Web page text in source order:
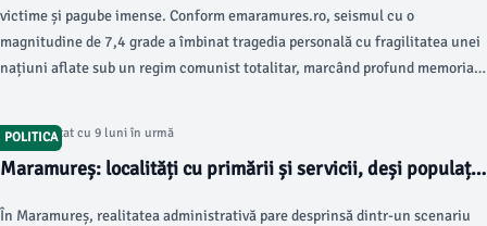
victime și pagube imense. Conform emaramures.ro, seismul cu o
magnitudine de 7,4 grade a îmbinat tragedia personală cu fragilitatea unei
națiuni aflate sub un regim comunist totalitar, marcând profund memoria
POLITICA
Articol postat cu 9 luni în urmă
Maramureș: localități cu primării și servicii, deși populația
În Maramureș, realitatea administrativă pare desprinsă dintr-un scenariu